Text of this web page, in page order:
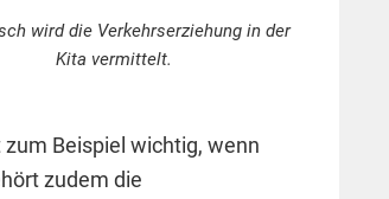
wird die Verkehrserziehung in der
Kita vermittelt.
Beispiel wichtig, wenn
zudem die